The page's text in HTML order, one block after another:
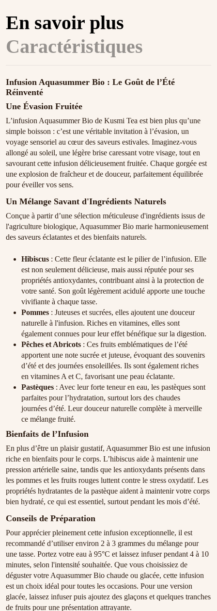
En savoir plus
Caractéristiques
Infusion Aquasummer Bio : Le Goût de l’Été
Réinventé
Une Évasion Fruitée
L’infusion Aquasummer Bio de Kusmi Tea est bien plus qu’une
simple boisson : c’est une véritable invitation à l’évasion, un
voyage sensoriel au cœur des saveurs estivales. Imaginez-vous
allongé au soleil, une légère brise caressant votre visage, tout en
savourant cette infusion délicieusement fruitée. Chaque gorgée est
une explosion de fraîcheur et de douceur, parfaitement équilibrée
pour éveiller vos sens.
Un Mélange Savant d'Ingrédients Naturels
Conçue à partir d’une sélection méticuleuse d'ingrédients issus de
l'agriculture biologique, Aquasummer Bio marie harmonieusement
des saveurs éclatantes et des bienfaits naturels.
Hibiscus : Cette fleur éclatante est le pilier de l’infusion. Elle
est non seulement délicieuse, mais aussi réputée pour ses
propriétés antioxydantes, contribuant ainsi à la protection de
votre santé. Son goût légèrement acidulé apporte une touche
vivifiante à chaque tasse.
Pommes : Juteuses et sucrées, elles ajoutent une douceur
naturelle à l'infusion. Riches en vitamines, elles sont
également connues pour leur effet bénéfique sur la digestion.
Pêches et Abricots : Ces fruits emblématiques de l’été
apportent une note sucrée et juteuse, évoquant des souvenirs
d’été et des journées ensoleillées. Ils sont également riches
en vitamines A et C, favorisant une peau éclatante.
Pastèques : Avec leur forte teneur en eau, les pastèques sont
parfaites pour l’hydratation, surtout lors des chaudes
journées d’été. Leur douceur naturelle complète à merveille
ce mélange fruité.
Bienfaits de l’Infusion
En plus d’être un plaisir gustatif, Aquasummer Bio est une infusion
riche en bienfaits pour le corps. L’hibiscus aide à maintenir une
pression artérielle saine, tandis que les antioxydants présents dans
les pommes et les fruits rouges luttent contre le stress oxydatif. Les
propriétés hydratantes de la pastèque aident à maintenir votre corps
bien hydraté, ce qui est essentiel, surtout pendant les mois d’été.
Conseils de Préparation
Pour apprécier pleinement cette infusion exceptionnelle, il est
recommandé d’utiliser environ 2 à 3 grammes du mélange pour
une tasse. Portez votre eau à 95°C et laissez infuser pendant 4 à 10
minutes, selon l'intensité souhaitée. Que vous choisissiez de
déguster votre Aquasummer Bio chaude ou glacée, cette infusion
est un choix idéal pour toutes les occasions. Pour une version
glacée, laissez infuser puis ajoutez des glaçons et quelques tranches
de fruits pour une présentation attrayante.